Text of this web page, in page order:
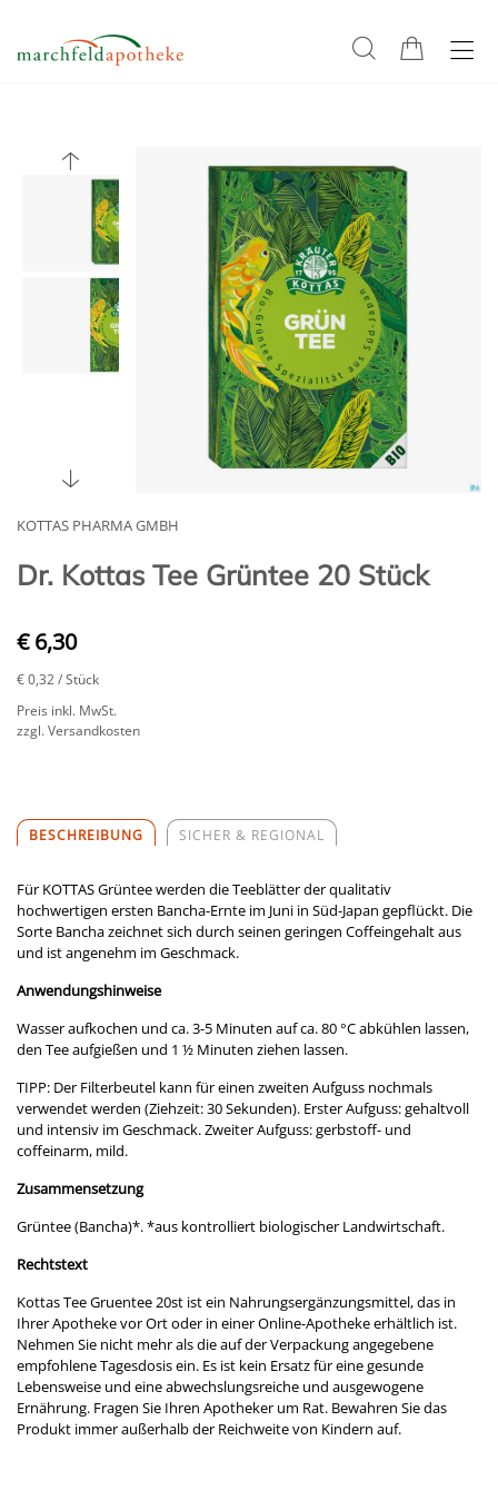
KOTTAS PHARMA GMBH
Dr. Kottas Tee Grüntee 20 Stück
€ 6,30
€ 0,32/ Stück
Preis inkl. MwSt.
zzgl. Versandkosten
BESCHREIBUNG SICHER & REGIONAL
Für KOTTAS Grüntee werden die Teeblätter der qualitativ
hochwertigen ersten Bancha-Ernte im Juni in Süd-Japan gepflückt. Die
Sorte Bancha zeichnet sich durch seinen geringen Coffeingehalt aus
und ist angenehm im Geschmack.
Anwendungshinweise
Wasser aufkochen und ca. 3-5 Minuten auf ca. 80 °C abkühlen lassen,
den Tee aufgießen und 1 ½ Minuten ziehen lassen.
TIPP: Der Filterbeutel kann für einen zweiten Aufguss nochmals
verwendet werden (Ziehzeit: 30 Sekunden). Erster Aufguss: gehaltvoll
und intensiv im Geschmack. Zweiter Aufguss: gerbstoff- und
coffeinarm, mild.
Zusammensetzung
Grüntee (Bancha)*. *aus kontrolliert biologischer Landwirtschaft.
Rechtstext
Kottas Tee Gruentee 20st ist ein Nahrungsergänzungsmittel, das in
Ihrer Apotheke vor Ort oder in einer Online-Apotheke erhältlich ist.
Nehmen Sie nicht mehr als die auf der Verpackung angegebene
empfohlene Tagesdosis ein. Es ist kein Ersatz für eine gesunde
Lebensweise und eine abwechslungsreiche und ausgewogene
Ernährung. Fragen Sie Ihren Apotheker um Rat. Bewahren Sie das
Produkt immer außerhalb der Reichweite von Kindern auf.